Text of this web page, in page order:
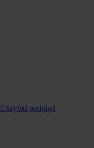
 Szybki podgląd